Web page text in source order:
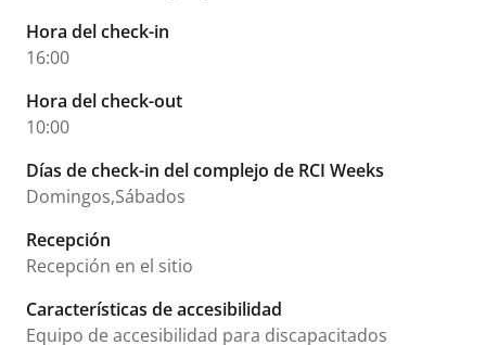
Hora del check-in
16:00
Hora del check-out
10:00
Días de check-in del complejo de RCI Weeks
Domingos,Sábados
Recepción
Recepción en el sitio
Características de accesibilidad
Equipo de accesibilidad para discapacitados